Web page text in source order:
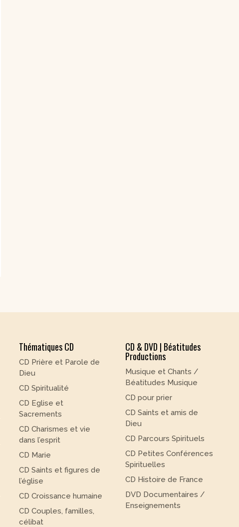
Thématiques CD
CD Prière et Parole de
Dieu
CD Spiritualité
CD Eglise et
Sacrements
CD Charismes et vie
dans l’esprit
CD Marie
CD Saints et figures de
l’église
CD Croissance humaine
CD Couples, familles,
célibat
CD & DVD | Béatitudes
Productions
Musique et Chants /
Béatitudes Musique
CD pour prier
CD Saints et amis de
Dieu
CD Parcours Spirituels
CD Petites Conférences
Spirituelles
CD Histoire de France
DVD Documentaires /
Enseignements